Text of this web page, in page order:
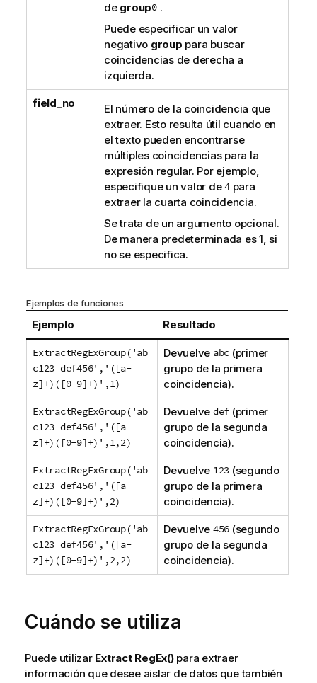
de group0.
Puede especificar un valor
negativo group para buscar
coincidencias de derecha a
izquierda.
field_no
El número de la coincidencia que
extraer. Esto resulta útil cuando en
el texto pueden encontrarse
múltiples coincidencias para la
expresión regular. Por ejemplo,
especifique un valor de4para
extraer la cuarta coincidencia.
Se trata de un argumento opcional.
De manera predeterminada es1, si
no se especifica.
Ejemplos de funciones
Ejemplo Resultado
ExtractRegExGroup('ab
c123 def456','([a-
z]+)([0-9]+)',1)
Devuelve abc (primer
grupo de la primera
coincidencia).
ExtractRegExGroup('ab
c123 def456','([a-
z]+)([0-9]+)',1,2)
Devuelve def (primer
grupo de la segunda
coincidencia).
ExtractRegExGroup('ab
c123 def456','([a-
z]+)([0-9]+)',2)
Devuelve 123 (segundo
grupo de la primera
coincidencia).
ExtractRegExGroup('ab
c123 def456','([a-
z]+)([0-9]+)',2,2)
Devuelve 456 (segundo
grupo de la segunda
coincidencia).
Cuándo se utiliza
Puede utilizar Extract RegEx()para extraer
información que desee aislar de datos que también